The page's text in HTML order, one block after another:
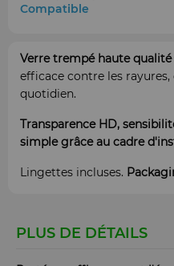
Compatible
Verre trempé haute qualité
efficace contre les
quotidien.
Transparence HD,
simple grâce au cadre
Lingettes incluses.
PLUS DE DÉTAILS